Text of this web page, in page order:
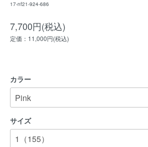
17-nf21-924-686
7,700円(税込)
定価：11,000円(税込)
カラー
サイズ